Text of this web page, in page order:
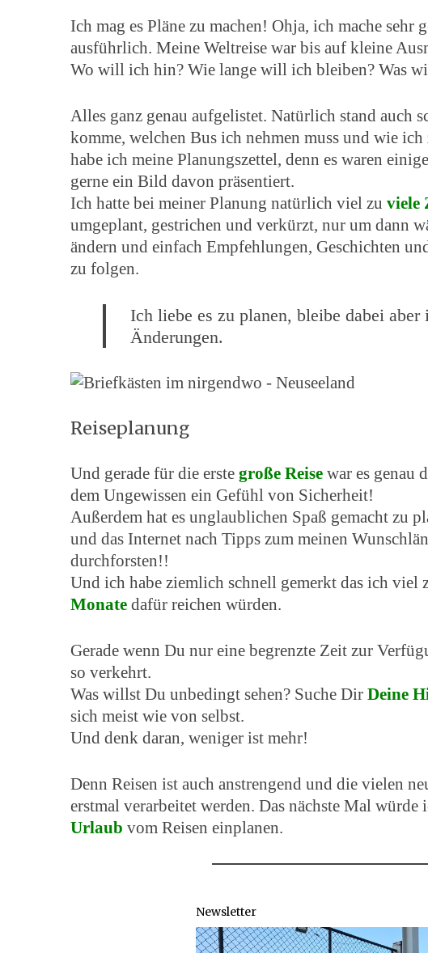
Ich mag es Pläne zu machen! Ohja, ich mache sehr
ausführlich. Meine Weltreise war bis auf kleine
Wo will ich hin? Wie lange will ich bleiben? Was
Alles ganz genau aufgelistet. Natürlich stand auch
komme, welchen Bus ich nehmen muss und wie ich
habe ich meine Planungszettel, denn es waren
gerne ein Bild davon präsentiert.
Ich hatte bei meiner Planung natürlich viel zu viele
umgeplant, gestrichen und verkürzt, nur um dann
ändern und einfach Empfehlungen, Geschichten
zu folgen.
Ich liebe es zu planen, bleibe dabei
Änderungen.
Reiseplanung
Und gerade für die erste große Reise war es genau
dem Ungewissen ein Gefühl von Sicherheit!
Außerdem hat es unglaublichen Spaß gemacht zu
und das Internet nach Tipps zum meinen
durchforsten!!
Und ich habe ziemlich schnell gemerkt das ich viel
Monate dafür reichen würden.
Gerade wenn Du nur eine begrenzte Zeit zur
so verkehrt.
Was willst Du unbedingt sehen? Suche Dir Deine
sich meist wie von selbst.
Und denk daran, weniger ist mehr!
Denn Reisen ist auch anstrengend und die vielen
erstmal verarbeitet werden. Das nächste Mal
Urlaub vom Reisen einplanen.
Newsletter